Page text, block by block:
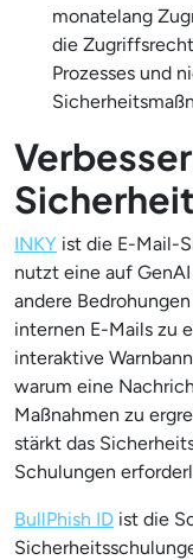
monatelang
die
Prozesses und
INKY ist die E-Mail-
nutzt eine auf
andere
internen E-Mails zu
interaktive
warum eine
Maßnahmen zu
stärkt das
Schulungen
BullPhish ID ist die